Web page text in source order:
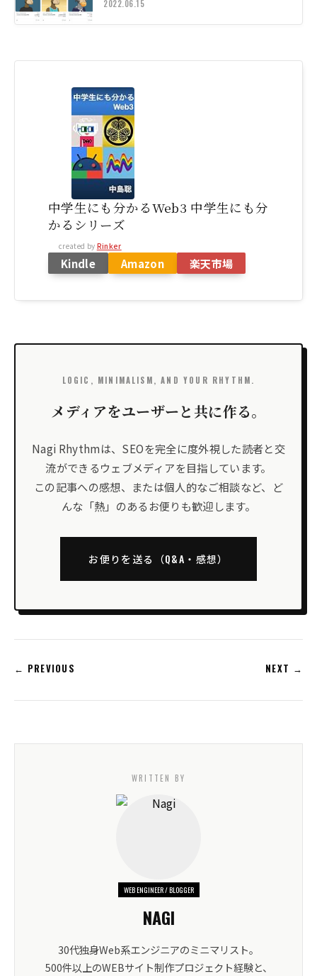
2022.06.15
中学生にも分かるWeb3 中学生にも分
かるシリーズ
created by Rinker
Kindle Amazon 楽天市場
LOGIC, MINIMALISM, AND YOUR RHYTHM.
メディアをユーザーと共に作る。
Nagi Rhythmは、SEOを完全に度外視した読者と交
流ができるウェブメディアを目指しています。
この記事への感想、または個人的なご相談など、ど
んな「熱」のあるお便りも歓迎します。
お便りを送る（Q&A・感想）
← PREVIOUS NEXT →
WRITTEN BY
WEB ENGINEER / BLOGGER
NAGI
30代独身Web系エンジニアのミニマリスト。
500件以上のWEBサイト制作プロジェクト経験と、